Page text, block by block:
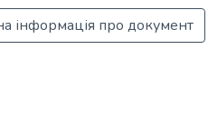
інформація про документ